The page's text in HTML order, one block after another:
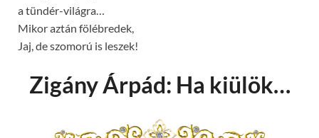
a tündér-világra…
Mikor aztán fölébredek,
Jaj, de szomorú is leszek!
Zigány Árpád: Ha kiülök…